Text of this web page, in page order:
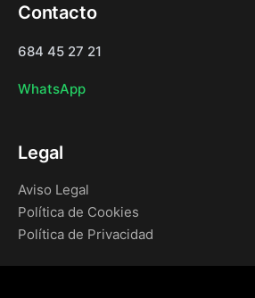
Contacto
684 45 27 21
WhatsApp
Legal
Aviso Legal
Política de Cookies
Política de Privacidad